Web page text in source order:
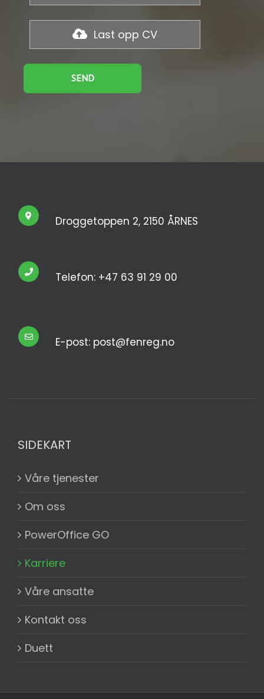
Last opp CV
Droggetoppen 2, 2150 ÅRNES
Telefon: +47 63 91 29 00
E-post: post@fenreg.no
SIDEKART
Våre tjenester
Om oss
PowerOffice GO
Karriere
Våre ansatte
Kontakt oss
Duett